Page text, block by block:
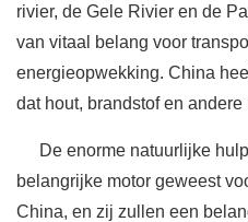
rivier, de Gele Rivier en de
van vitaal belang voor
energieopwekking. China
dat hout, brandstof en
De enorme natuurlijke
belangrijke motor geweest
China, en zij zullen een